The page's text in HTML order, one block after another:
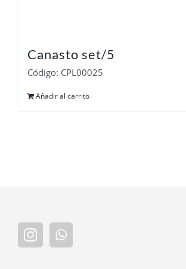
Canasto set/5
Código: CPL00025
Añadir al carrito